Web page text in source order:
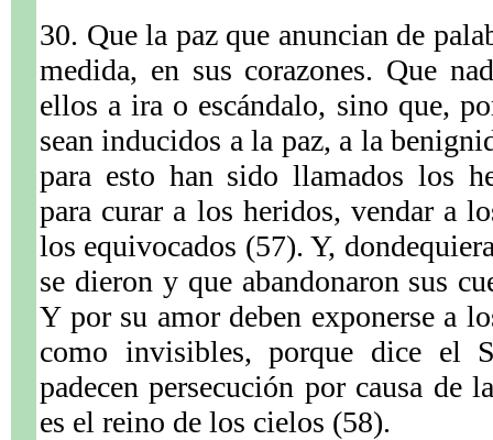
30. Que la paz que anuncian de
medida, en sus corazones. Que
ellos a ira o escándalo, sino que,
sean inducidos a la paz, a la
para esto han sido llamados los
para curar a los heridos, vendar a
los equivocados (57). Y,
se dieron y que abandonaron sus
Y por su amor deben exponerse a
como invisibles, porque dice el
padecen persecución por causa de
es el reino de los cielos (58).